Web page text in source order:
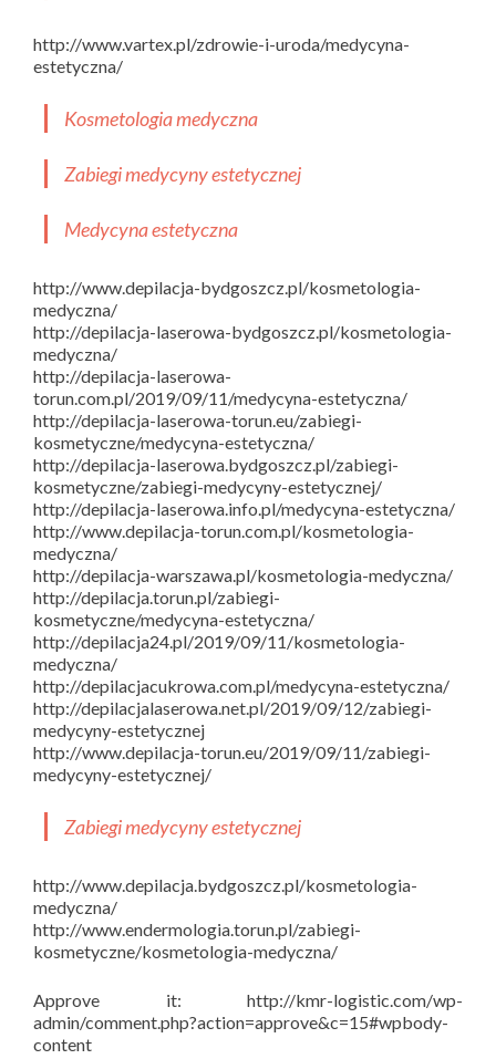
http://www.vartex.pl/zdrowie-i-uroda/medycyna-
estetyczna/
Kosmetologia medyczna
Zabiegi medycyny estetycznej
Medycyna estetyczna
http://www.depilacja-bydgoszcz.pl/kosmetologia-
medyczna/
http://depilacja-laserowa-bydgoszcz.pl/kosmetologia-
medyczna/
http://depilacja-laserowa-
torun.com.pl/2019/09/11/medycyna-estetyczna/
http://depilacja-laserowa-torun.eu/zabiegi-
kosmetyczne/medycyna-estetyczna/
http://depilacja-laserowa.bydgoszcz.pl/zabiegi-
kosmetyczne/zabiegi-medycyny-estetycznej/
http://depilacja-laserowa.info.pl/medycyna-estetyczna/
http://www.depilacja-torun.com.pl/kosmetologia-
medyczna/
http://depilacja-warszawa.pl/kosmetologia-medyczna/
http://depilacja.torun.pl/zabiegi-
kosmetyczne/medycyna-estetyczna/
http://depilacja24.pl/2019/09/11/kosmetologia-
medyczna/
http://depilacjacukrowa.com.pl/medycyna-estetyczna/
http://depilacjalaserowa.net.pl/2019/09/12/zabiegi-
medycyny-estetycznej
http://www.depilacja-torun.eu/2019/09/11/zabiegi-
medycyny-estetycznej/
Zabiegi medycyny estetycznej
http://www.depilacja.bydgoszcz.pl/kosmetologia-
medyczna/
http://www.endermologia.torun.pl/zabiegi-
kosmetyczne/kosmetologia-medyczna/
Approve it: http://kmr-logistic.com/wp-
admin/comment.php?action=approve&c=15#wpbody-
content